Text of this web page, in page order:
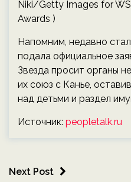
Niki/Getty Images for
Awards )
Напомним, недавно
подала официальное
Звезда просит органы
их союз с Канье,
над детьми и раздел
Источник: peopletalk.ru
Next Post